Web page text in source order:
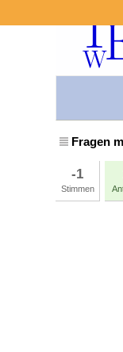
Fragen
-1
Stimmen